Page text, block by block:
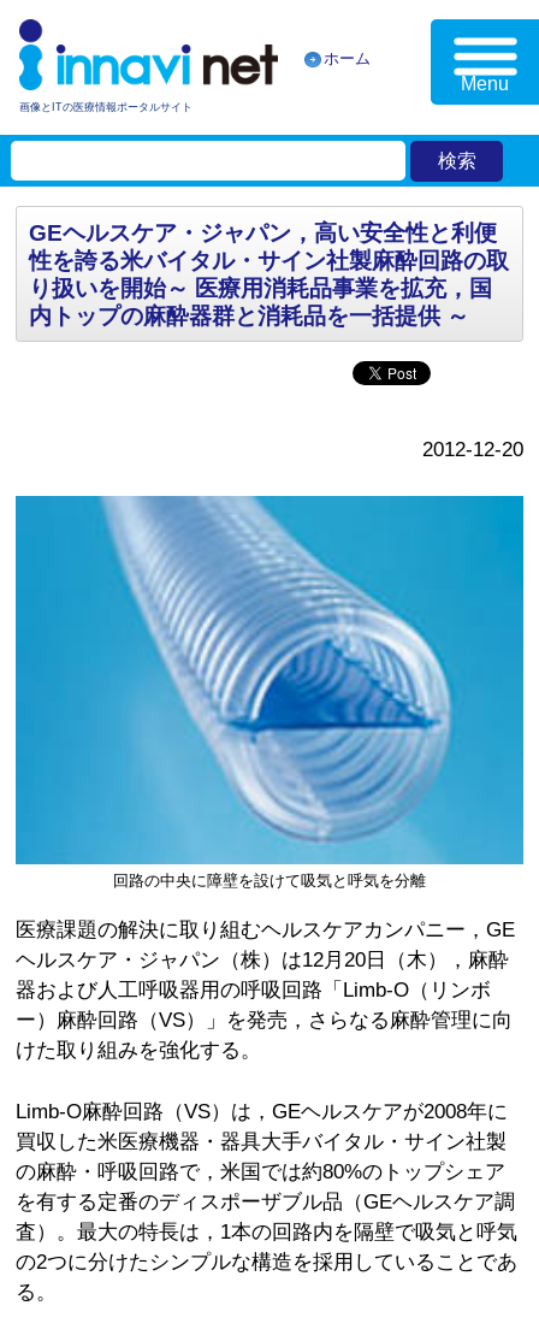
画像とITの医療情報ポータルサイト
ホーム
Menu
GEヘルスケア・ジャパン，高い安全性と利便
性を誇る米バイタル・サイン社製麻酔回路の取
り扱いを開始～ 医療用消耗品事業を拡充，国
内トップの麻酔器群と消耗品を一括提供 ～
2012-12-20
回路の中央に障壁を設けて吸気と呼気を分離
医療課題の解決に取り組むヘルスケアカンパニー，GE
ヘルスケア・ジャパン（株）は12月20日（木），麻酔
器および人工呼吸器用の呼吸回路「Limb-O（リンボ
ー）麻酔回路（VS）」を発売，さらなる麻酔管理に向
けた取り組みを強化する。
Limb-O麻酔回路（VS）は，GEヘルスケアが2008年に
買収した米医療機器・器具大手バイタル・サイン社製
の麻酔・呼吸回路で，米国では約80%のトップシェア
を有する定番のディスポーザブル品（GEヘルスケア調
査）。最大の特長は，1本の回路内を隔壁で吸気と呼気
の2つに分けたシンプルな構造を採用していることであ
る。